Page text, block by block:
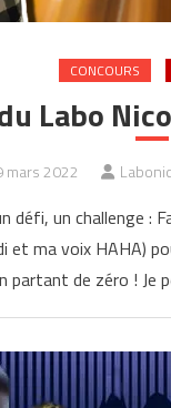
CONCOURS
Labo
mars 2022
défi, un challenge :
et ma voix HAHA)
partant de zéro ! Je